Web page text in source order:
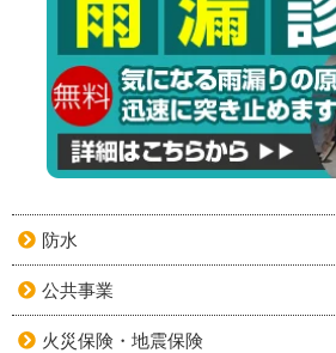
防水
公共事業
火災保険・地震保険